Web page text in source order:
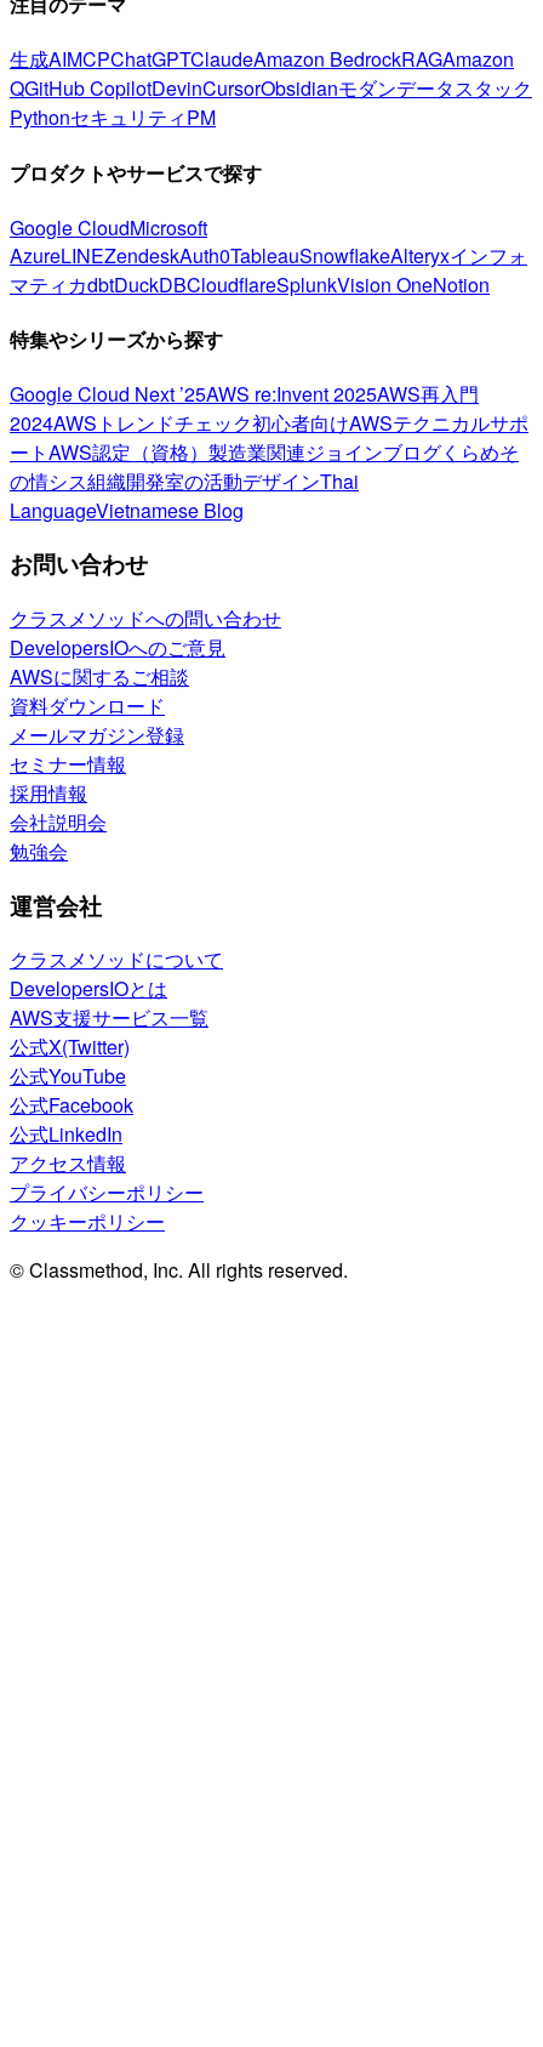
生成AIMCPChatGPTClaudeAmazon BedrockRAGAmazon
QGitHub CopilotDevinCursorObsidianモダンデータスタック
PythonセキュリティPM
プロダクトやサービスで探す
Google CloudMicrosoft
AzureLINEZendeskAuth0TableauSnowflakeAlteryxインフォ
マティカdbtDuckDBCloudflareSplunkVision OneNotion
特集やシリーズから探す
Google Cloud Next ’25AWS re:Invent 2025AWS再入門
2024AWSトレンドチェック初心者向けAWSテクニカルサポ
ートAWS認定（資格） 製造業関連ジョインブログくらめそ
の情シス組織開発室の活動デザインThai
LanguageVietnamese Blog
お問い合わせ
クラスメソッドへの問い合わせ
DevelopersIOへのご意見
AWSに関するご相談
資料ダウンロード
メールマガジン登録
セミナー情報
採用情報
会社説明会
勉強会
運営会社
クラスメソッドについて
DevelopersIOとは
AWS支援サービス一覧
公式X(Twitter)
公式YouTube
公式Facebook
公式LinkedIn
アクセス情報
プライバシーポリシー
クッキーポリシー
© Classmethod, Inc. All rights reserved.